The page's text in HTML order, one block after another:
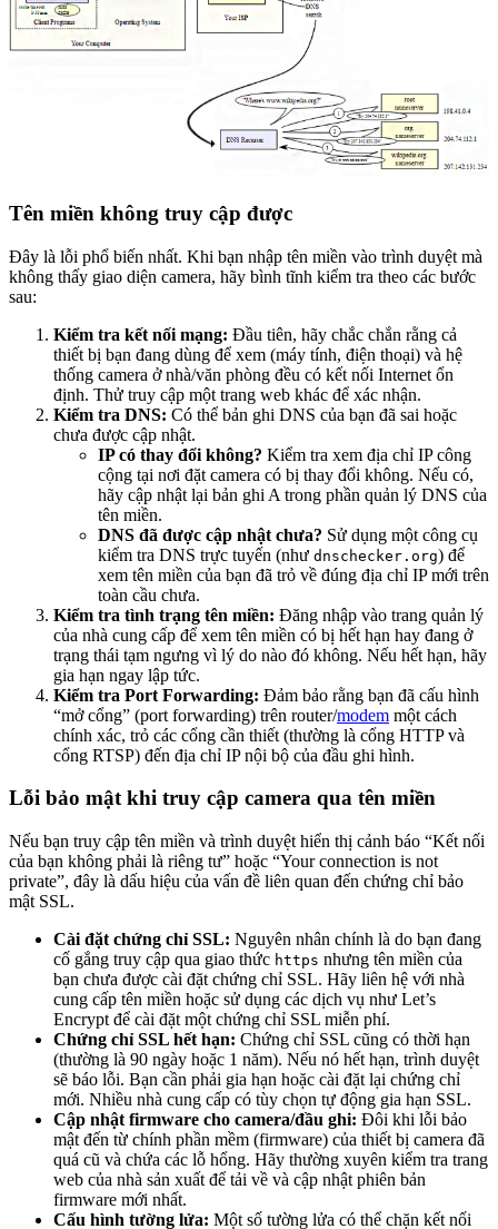
Tên miền không truy cập được
Đây là lỗi phổ biến nhất. Khi bạn nhập tên miền vào trình duyệt mà
không thấy giao diện camera, hãy bình tĩnh kiểm tra theo các bước
sau:
Kiểm tra kết nối mạng: Đầu tiên, hãy chắc chắn rằng cả
thiết bị bạn đang dùng để xem (máy tính, điện thoại) và hệ
thống camera ở nhà/văn phòng đều có kết nối Internet ổn
định. Thử truy cập một trang web khác để xác nhận.
Kiểm tra DNS: Có thể bản ghi DNS của bạn đã sai hoặc
chưa được cập nhật.
IP có thay đổi không? Kiểm tra xem địa chỉ IP công
cộng tại nơi đặt camera có bị thay đổi không. Nếu có,
hãy cập nhật lại bản ghi A trong phần quản lý DNS của
tên miền.
DNS đã được cập nhật chưa? Sử dụng một công cụ
kiểm tra DNS trực tuyến (như dnschecker.org) để
xem tên miền của bạn đã trỏ về đúng địa chỉ IP mới trên
toàn cầu chưa.
Kiểm tra tình trạng tên miền: Đăng nhập vào trang quản lý
của nhà cung cấp để xem tên miền có bị hết hạn hay đang ở
trạng thái tạm ngưng vì lý do nào đó không. Nếu hết hạn, hãy
gia hạn ngay lập tức.
Kiểm tra Port Forwarding: Đảm bảo rằng bạn đã cấu hình
“mở cổng” (port forwarding) trên router/modem một cách
chính xác, trỏ các cổng cần thiết (thường là cổng HTTP và
cổng RTSP) đến địa chỉ IP nội bộ của đầu ghi hình.
Lỗi bảo mật khi truy cập camera qua tên miền
Nếu bạn truy cập tên miền và trình duyệt hiển thị cảnh báo “Kết nối
của bạn không phải là riêng tư” hoặc “Your connection is not
private”, đây là dấu hiệu của vấn đề liên quan đến chứng chỉ bảo
mật SSL.
Cài đặt chứng chỉ SSL: Nguyên nhân chính là do bạn đang
cố gắng truy cập qua giao thức https nhưng tên miền của
bạn chưa được cài đặt chứng chỉ SSL. Hãy liên hệ với nhà
cung cấp tên miền hoặc sử dụng các dịch vụ như Let’s
Encrypt để cài đặt một chứng chỉ SSL miễn phí.
Chứng chỉ SSL hết hạn: Chứng chỉ SSL cũng có thời hạn
(thường là 90 ngày hoặc 1 năm). Nếu nó hết hạn, trình duyệt
sẽ báo lỗi. Bạn cần phải gia hạn hoặc cài đặt lại chứng chỉ
mới. Nhiều nhà cung cấp có tùy chọn tự động gia hạn SSL.
Cập nhật firmware cho camera/đầu ghi: Đôi khi lỗi bảo
mật đến từ chính phần mềm (firmware) của thiết bị camera đã
quá cũ và chứa các lỗ hổng. Hãy thường xuyên kiểm tra trang
web của nhà sản xuất để tải về và cập nhật phiên bản
firmware mới nhất.
Cấu hình tường lửa: Một số tường lửa có thể chặn kết nối